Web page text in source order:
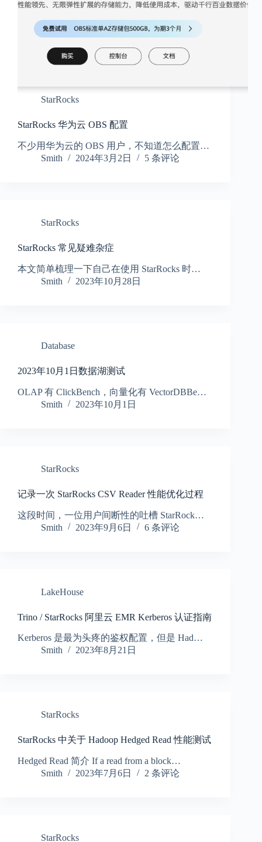
StarRocks
StarRocks 华为云 OBS 配置
不少用华为云的 OBS 用户，不知道怎么配置…
Smith
2024年3月2日 5 条评论
StarRocks
StarRocks 常见疑难杂症
本文简单梳理一下自己在使用 StarRocks 时…
Smith
2023年10月28日
Database
2023年10月1日数据湖测试
OLAP 有 ClickBench，向量化有 VectorDBBe…
Smith
2023年10月1日
StarRocks
记录一次 StarRocks CSV Reader 性能优化过程
这段时间，一位用户间断性的吐槽 StarRock…
Smith
2023年9月6日 6 条评论
LakeHouse
Trino / StarRocks 阿里云 EMR Kerberos 认证指南
Kerberos 是最为头疼的鉴权配置，但是 Had…
Smith
2023年8月21日
StarRocks
StarRocks 中关于 Hadoop Hedged Read 性能测试
Hedged Read 简介 If a read from a block…
Smith
2023年7月6日 2 条评论
StarRocks